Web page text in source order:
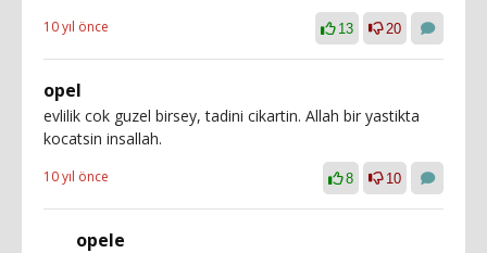
10 yıl önce 13 20
opel
evlilik cok guzel birsey, tadini cikartin. Allah bir yastikta
kocatsin insallah.
10 yıl önce 8 10
opele